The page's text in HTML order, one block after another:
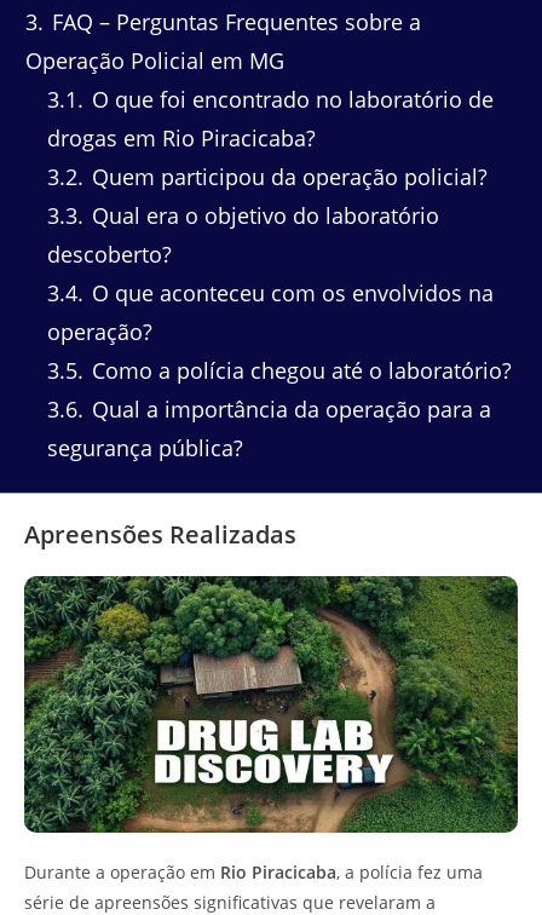
3 FAQ – Perguntas Frequentes sobre a
Operação Policial em MG
3.1
O que foi encontrado no laboratório de
drogas em Rio Piracicaba?
3.2 Quem participou da operação policial?
3.3 Qual era o objetivo do laboratório
descoberto?
3.4 O que aconteceu com os envolvidos na
operação?
3.5 Como a polícia chegou até o laboratório?
3.6 Qual a importância da operação para a
segurança pública?
Apreensões Realizadas
Durante a operação em Rio Piracicaba, a polícia fez uma
série de apreensões significativas que revelaram a